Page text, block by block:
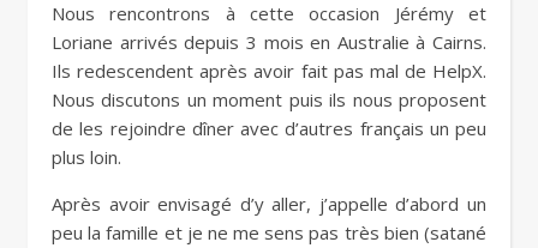
Nous rencontrons à cette occasion Jérémy et
Loriane arrivés depuis 3 mois en Australie à Cairns.
Ils redescendent après avoir fait pas mal de HelpX.
Nous discutons un moment puis ils nous proposent
de les rejoindre dîner avec d’autres français un peu
plus loin.
Après avoir envisagé d’y aller, j’appelle d’abord un
peu la famille et je ne me sens pas très bien (satané